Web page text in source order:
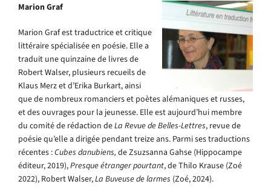
Marion Graf
Marion Graf est traductrice et critique
littéraire spécialisée en poésie. Elle a
traduit une quinzaine de livres de
Robert Walser, plusieurs recueils de
Klaus Merz et d’Erika Burkart, ainsi
que de nombreux romanciers et poètes alémaniques et russes,
et des ouvrages pour la jeunesse. Elle est aujourd’hui membre
du comité de rédaction deLa Revue de Belles-Lettres, revue de
poésie qu’elle a dirigée pendant treize ans. Parmi ses traductions
récentes :Cubes danubiens, deZsuzsanna Gahse (Hippocampe
éditeur, 2019),Presque étranger pourtant, deThilo Krause (Zoé
2022), Robert Walser,La Buveuse de larmes (Zoé, 2024).